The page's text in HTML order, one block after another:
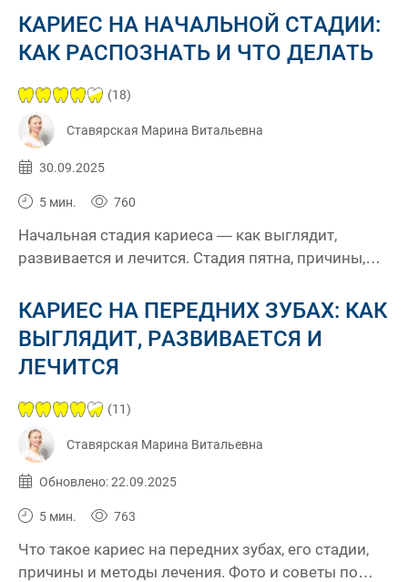
импланты на годы. Консультация в Киеве!
КАРИЕС НА НАЧАЛЬНОЙ СТАДИИ:
КАК РАСПОЗНАТЬ И ЧТО ДЕЛАТЬ
Ставярская Марина Витальевна
(18)
Опубликовано:
30.09.2025
5 мин. 760
Начальная стадия кариеса — как выглядит,
развивается и лечится. Стадия пятна, причины,
КАРИЕС НА ПЕРЕДНИХ ЗУБАХ: КАК
ВЫГЛЯДИТ, РАЗВИВАЕТСЯ И
ЛЕЧИТСЯ
Ставярская Марина Витальевна
(11)
Опубликовано:
22.09.2025
Обновлено: 22.09.2025
5 мин. 763
Что такое кариес на передних зубах, его стадии,
причины и методы лечения. Фото и советы по